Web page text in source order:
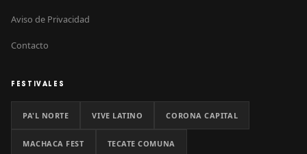
Aviso de Privacidad
Contacto
FESTIVALES
PA'L NORTE VIVE LATINO CORONA CAPITAL
MACHACA FEST TECATE COMUNA